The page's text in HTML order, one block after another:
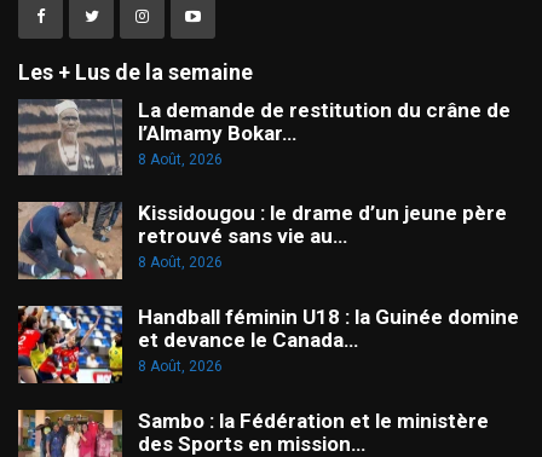
Les + Lus de la semaine
La demande de restitution du crâne de
l’Almamy Bokar…
8 Août, 2026
Kissidougou : le drame d’un jeune père
retrouvé sans vie au…
8 Août, 2026
Handball féminin U18 : la Guinée domine
et devance le Canada…
8 Août, 2026
Sambo : la Fédération et le ministère
des Sports en mission…